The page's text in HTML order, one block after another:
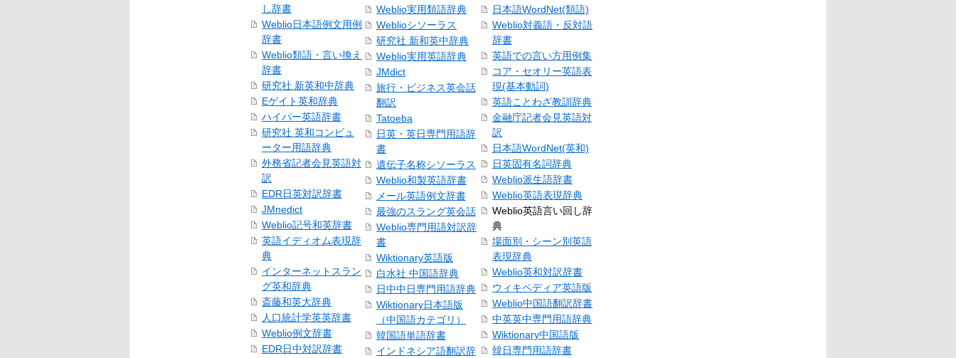
し辞書
Weblio日本語例文用例
辞書
Weblio類語・言い換え
辞書
研究社 新英和中辞典
Eゲイト英和辞典
ハイパー英語辞書
研究社 英和コンピュ
ーター用語辞典
外務省記者会見英語対
訳
EDR日英対訳辞書
JMnedict
Weblio記号和英辞書
英語イディオム表現辞
典
インターネットスラン
グ英和辞典
斎藤和英大辞典
人口統計学英英辞書
Weblio例文辞書
EDR日中対訳辞書
Weblio実用類語辞典
Weblioシソーラス
研究社 新和英中辞典
Weblio実用英語辞典
JMdict
旅行・ビジネス英会話
翻訳
Tatoeba
日英・英日専門用語辞
書
遺伝子名称シソーラス
Weblio和製英語辞書
メール英語例文辞書
最強のスラング英会話
Weblio専門用語対訳辞
書
Wiktionary英語版
白水社 中国語辞典
日中中日専門用語辞典
Wiktionary日本語版
（中国語カテゴリ）
韓国語単語辞書
インドネシア語翻訳辞
日本語WordNet(類語)
Weblio対義語・反対語
辞書
英語での言い方用例集
コア・セオリー英語表
現(基本動詞)
英語ことわざ教訓辞典
金融庁記者会見英語対
訳
日本語WordNet(英和)
日英固有名詞辞典
Weblio派生語辞書
Weblio英語表現辞典
Weblio英語言い回し辞
典
場面別・シーン別英語
表現辞典
Weblio英和対訳辞書
ウィキペディア英語版
Weblio中国語翻訳辞書
中英英中専門用語辞典
Wiktionary中国語版
韓日専門用語辞書